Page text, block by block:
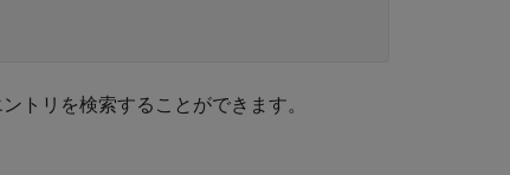
トリを検索することができます。